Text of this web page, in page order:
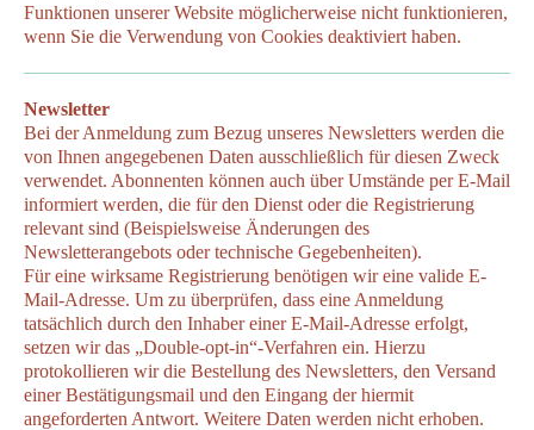
Funktionen unserer Website möglicherweise nicht funktionieren,
wenn Sie die Verwendung von Cookies deaktiviert haben.
Newsletter
Bei der Anmeldung zum Bezug unseres Newsletters werden die
von Ihnen angegebenen Daten ausschließlich für diesen Zweck
verwendet. Abonnenten können auch über Umstände per E-Mail
informiert werden, die für den Dienst oder die Registrierung
relevant sind (Beispielsweise Änderungen des
Newsletterangebots oder technische Gegebenheiten).
Für eine wirksame Registrierung benötigen wir eine valide E-
Mail-Adresse. Um zu überprüfen, dass eine Anmeldung
tatsächlich durch den Inhaber einer E-Mail-Adresse erfolgt,
setzen wir das „Double-opt-in“-Verfahren ein. Hierzu
protokollieren wir die Bestellung des Newsletters, den Versand
einer Bestätigungsmail und den Eingang der hiermit
angeforderten Antwort. Weitere Daten werden nicht erhoben.